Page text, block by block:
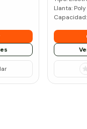
Llanta: Poly
Capacidad: